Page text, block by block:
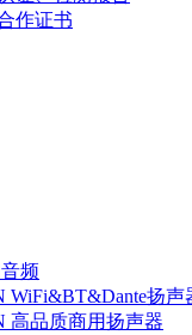
作证书
频
WiFi&BT&Dante扬声
高品质商用扬声器